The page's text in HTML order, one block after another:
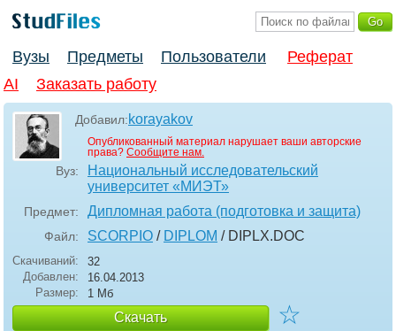
Вузы Предметы Пользователи
Реферат
AI
Заказать работу
Добавил:korayakov
Опубликованный материал нарушает ваши авторские
права? Сообщите нам.
Вуз:
Национальный исследовательский
университет «МИЭТ»
Предмет: Дипломная работа (подготовка и защита)
Файл: SCORPIO / DIPLOM / DIPLX.DOC
Скачиваний:
32
Добавлен:
16.04.2013
Размер:
1 Мб
Скачать ☆